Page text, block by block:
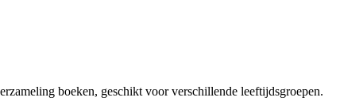
boeken, geschikt voor verschillende leeftijdsgroepen.